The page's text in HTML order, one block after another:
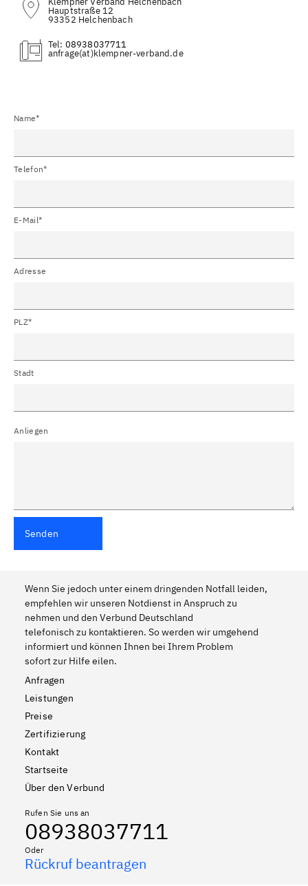
Hauptstraße 12
93352 Helchenbach
Tel: 08938037711
(at)
Name*
Telefon*
E-Mail*
Adresse
PLZ*
Stadt
Anliegen
Senden
Wenn Sie jedoch unter einem dringenden Notfall leiden,
empfehlen wir unseren Notdienst in Anspruch zu
nehmen und den Verbund Deutschland
telefonisch zu kontaktieren. So werden wir umgehend
informiert und können Ihnen bei Ihrem Problem
sofort zur Hilfe eilen.
Anfragen
Leistungen
Preise
Zertifizierung
Kontakt
Startseite
Über den Verbund
Rufen Sie uns an
08938037711
Oder
Rückruf beantragen